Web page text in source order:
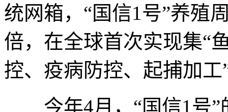
统网箱，“国信1号”养殖
倍，在全球首次实现集“
控、疫病防控、起捕加
今年4月，“国信1号”